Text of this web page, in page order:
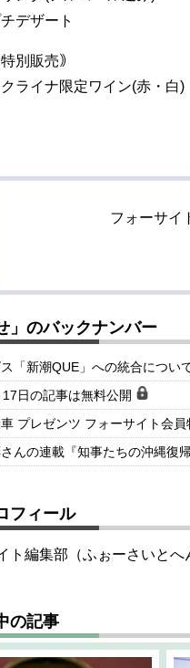
デザート
特別販売｠
クライナ限定ワイン(赤・白)
フォーサイ
」のバックナンバー
「新潮QUE」への統合につい
日の記事は無料公開
プレゼンツ フォーサイト会員
んの連載『知事たちの沖縄復
フィール
ト編集部（ふぉーさいとへ
の記事